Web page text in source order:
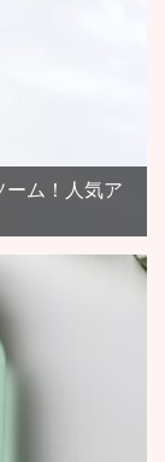
ーム！人気ア